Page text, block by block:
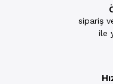
sipariş
ile